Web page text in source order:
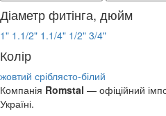
Діаметр фитінга, дюйм
1" 1.1/2" 1.1/4" 1/2" 3/4"
Колір
жовтий сріблясто-білий
Компанія Romstal — офіційний
Україні.